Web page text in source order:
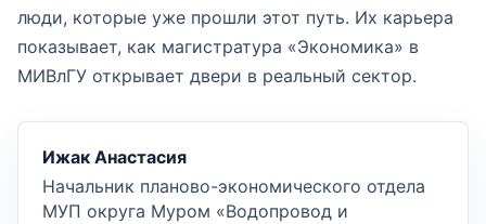
люди, которые уже прошли этот путь. Их карьера
показывает, как магистратура «Экономика» в
МИВлГУ открывает двери в реальный сектор.
Ижак Анастасия
Начальник планово-экономического отдела
МУП округа Муром «Водопровод и